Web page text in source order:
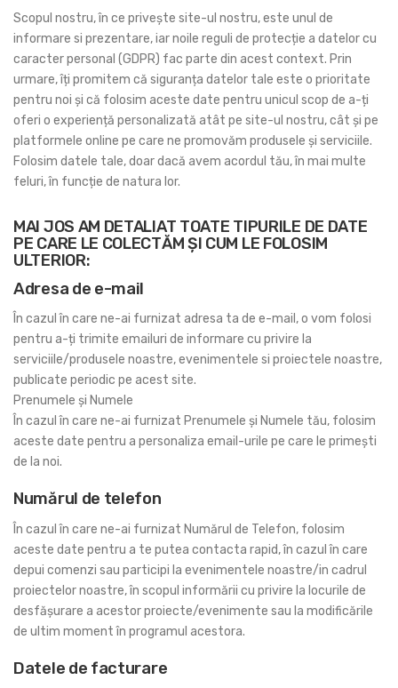
Scopul nostru, în ce privește site-ul nostru, este unul de
informare si prezentare, iar noile reguli de protecție a datelor cu
caracter personal (GDPR) fac parte din acest context. Prin
urmare, îți promitem că siguranța datelor tale este o prioritate
pentru noi și că folosim aceste date pentru unicul scop de a-ți
oferi o experiență personalizată atât pe site-ul nostru, cât și pe
platformele online pe care ne promovăm produsele și serviciile.
Folosim datele tale, doar dacă avem acordul tău, în mai multe
feluri, în funcție de natura lor.
MAI JOS AM DETALIAT TOATE TIPURILE DE DATE
PE CARE LE COLECTĂM ȘI CUM LE FOLOSIM
ULTERIOR:
Adresa de e-mail
În cazul în care ne-ai furnizat adresa ta de e-mail, o vom folosi
pentru a-ți trimite emailuri de informare cu privire la
serviciile/produsele noastre, evenimentele si proiectele noastre,
publicate periodic pe acest site.
Prenumele și Numele
În cazul în care ne-ai furnizat Prenumele și Numele tău, folosim
aceste date pentru a personaliza email-urile pe care le primești
de la noi.
Numărul de telefon
În cazul în care ne-ai furnizat Numărul de Telefon, folosim
aceste date pentru a te putea contacta rapid, în cazul în care
depui comenzi sau participi la evenimentele noastre/in cadrul
proiectelor noastre, în scopul informării cu privire la locurile de
desfășurare a acestor proiecte/evenimente sau la modificările
de ultim moment în programul acestora.
Datele de facturare